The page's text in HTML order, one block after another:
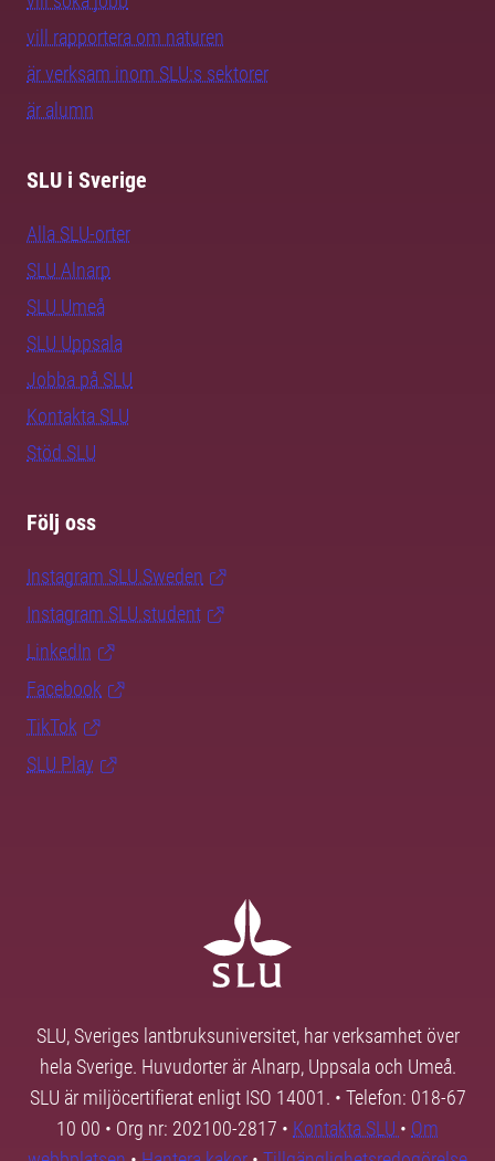
vill rapportera om naturen
är verksam inom SLU:s sektorer
är alumn
SLU i Sverige
Alla SLU-orter
SLU Alnarp
SLU Umeå
SLU Uppsala
Jobba på SLU
Kontakta SLU
Stöd SLU
Följ oss
Instagram SLU.Sweden
Instagram SLU.student
LinkedIn
Facebook
TikTok
SLU Play
SLU, Sveriges lantbruksuniversitet, har verksamhet över
hela Sverige. Huvudorter är Alnarp, Uppsala och Umeå.
SLU är miljöcertifierat enligt ISO 14001. • Telefon: 018-67
10 00 • Org nr: 202100-2817 • Kontakta SLU • Om